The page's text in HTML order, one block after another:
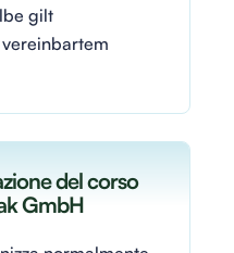
gilt
del corso
GmbH